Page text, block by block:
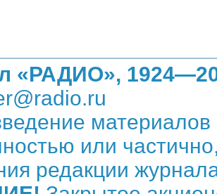
«РАДИО»,
или
редакции